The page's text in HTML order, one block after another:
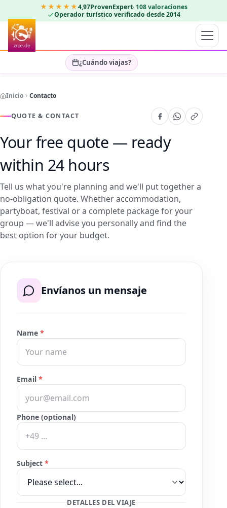
★★★★★4,97ProvenExpert· 108 valoraciones
Operador turístico verificado desde 2014
¿Cuándo viajas?
HUÉSPEDES
OK
Inicio Contacto
QUOTE & CONTACT
Your free quote — ready
within 24 hours
Tell us what you're planning and we'll put together a
no-obligation quote. Whether accommodation,
partyboat, festival or a complete package for your
group — we'll advise you personally and find the
best option for your budget.
Envíanos un mensaje
Name *
Email *
Phone (optional)
Subject *
DETALLES DEL VIAJE